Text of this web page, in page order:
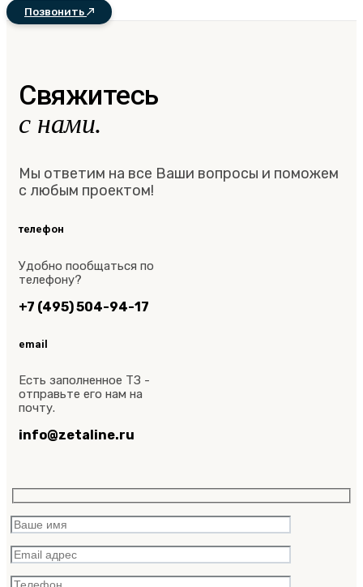
Позвонить
Свяжитесь
с нами.
Мы ответим на все Ваши вопросы и поможем
с любым проектом!
телефон
Удобно пообщаться по
телефону?
+7 (495) 504-94-17
email
Есть заполненное ТЗ -
отправьте его нам на
почту.
info@zetaline.ru